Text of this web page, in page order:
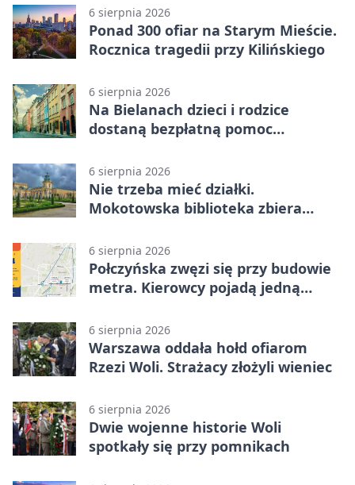
6 sierpnia 2026
Ponad 300 ofiar na Starym Mieście.
Rocznica tragedii przy Kilińskiego
6 sierpnia 2026
Na Bielanach dzieci i rodzice
dostaną bezpłatną pomoc
6 sierpnia 2026
Nie trzeba mieć działki.
Mokotowska biblioteka zbiera
6 sierpnia 2026
Połczyńska zwęzi się przy budowie
metra. Kierowcy pojadą jedną
6 sierpnia 2026
Warszawa oddała hołd ofiarom
Rzezi Woli. Strażacy złożyli wieniec
6 sierpnia 2026
Dwie wojenne historie Woli
spotkały się przy pomnikach